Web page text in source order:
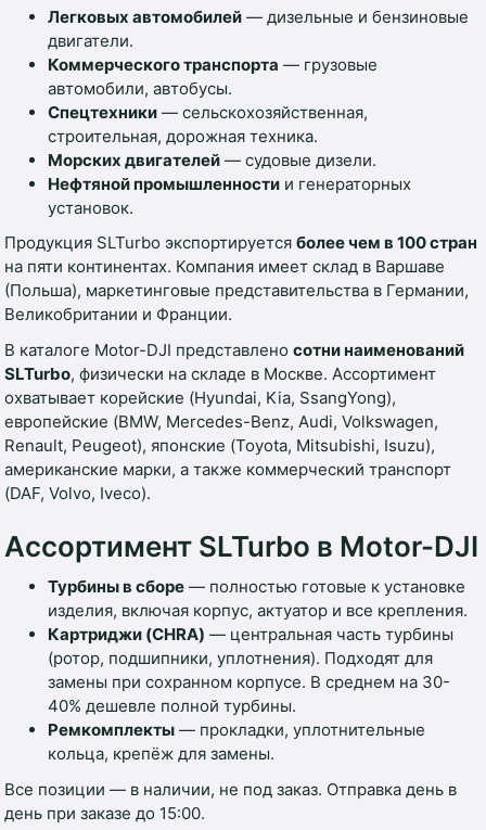
Легковых автомобилей — дизельные и бензиновые
двигатели.
Коммерческого транспорта — грузовые
автомобили, автобусы.
Спецтехники — сельскохозяйственная,
строительная, дорожная техника.
Морских двигателей — судовые дизели.
Нефтяной промышленности и генераторных
установок.
Продукция SLTurbo экспортируется более чем в 100 стран
на пяти континентах. Компания имеет склад в Варшаве
(Польша), маркетинговые представительства в Германии,
Великобритании и Франции.
В каталоге Motor-DJI представлено сотни наименований
SLTurbo, физически на складе в Москве. Ассортимент
охватывает корейские (Hyundai, Kia, SsangYong),
европейские (BMW, Mercedes-Benz, Audi, Volkswagen,
Renault, Peugeot), японские (Toyota, Mitsubishi, Isuzu),
американские марки, а также коммерческий транспорт
(DAF, Volvo, Iveco).
Ассортимент SLTurbo в Motor-DJI
Турбины в сборе — полностью готовые к установке
изделия, включая корпус, актуатор и все крепления.
Картриджи (CHRA) — центральная часть турбины
(ротор, подшипники, уплотнения). Подходят для
замены при сохранном корпусе. В среднем на 30-
40% дешевле полной турбины.
Ремкомплекты — прокладки, уплотнительные
кольца, крепёж для замены.
Все позиции — в наличии, не под заказ. Отправка день в
день при заказе до 15:00.